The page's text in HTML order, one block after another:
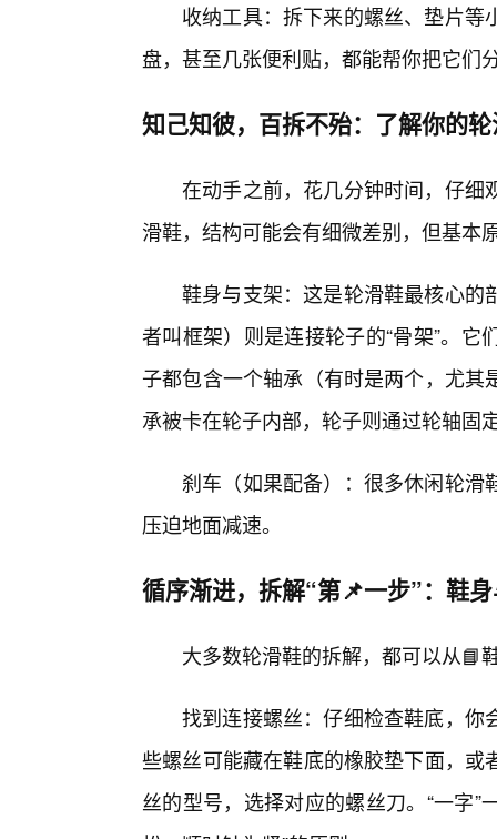
收纳工具：拆下来的螺丝、垫片
盘，甚至几张便利贴，都能帮你把它们
知己知彼，百拆不殆：了解你的
在动手之前，花几分钟时间，仔细
滑鞋，结构可能会有细微差别，但基本
鞋身与支架：这是轮滑鞋最核心的
者叫框架）则是连接轮子的“骨架”。
子都包含一个轴承（有时是两个，尤
承被卡在轮子内部，轮子则通过轮轴固
刹车（如果配备）：很多休闲轮
压迫地面减速。
循序渐进，拆解“第📌一步”：鞋
大多数轮滑鞋的拆解，都可以从📘
找到连接螺丝：仔细检查鞋底，你
些螺丝可能藏在鞋底的橡胶垫下面，
丝的型号，选择对应的螺丝刀。“一字”